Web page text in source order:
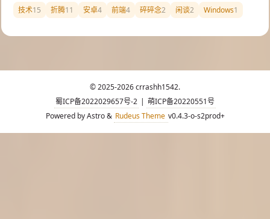
技术15 折腾11 安卓4 前端4 碎碎念2 闲谈2 Windows1
© 2025-2026 crrashh1542.
蜀ICP备2022029657号-2 | 萌ICP备20220551号
Powered by Astro & Rudeus Theme v0.4.3-o-s2prod+